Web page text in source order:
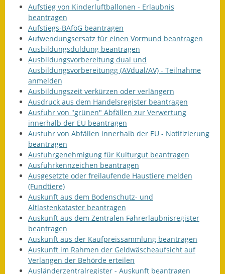
Vereine
Wirtschaft
Ausschreibung von
Baumaßnahmen
Firmenliste
Aufstieg von Kinderluftballonen - Erlaubnis
beantragen
Aufstiegs-BAföG beantragen
Aufwendungsersatz für einen Vormund beantragen
Ausbildungsduldung beantragen
Ausbildungsvorbereitung dual und
Ausbildungsvorbereitungg (AVdual/AV) - Teilnahme
anmelden
Ausbildungszeit verkürzen oder verlängern
Ausdruck aus dem Handelsregister beantragen
Ausfuhr von "grünen" Abfällen zur Verwertung
innerhalb der EU beantragen
Ausfuhr von Abfällen innerhalb der EU - Notifizierung
beantragen
Ausfuhrgenehmigung für Kulturgut beantragen
Ausfuhrkennzeichen beantragen
Ausgesetzte oder freilaufende Haustiere melden
(Fundtiere)
Auskunft aus dem Bodenschutz- und
Altlastenkataster beantragen
Auskunft aus dem Zentralen Fahrerlaubnisregister
beantragen
Auskunft aus der Kaufpreissammlung beantragen
Auskunft im Rahmen der Geldwäscheaufsicht auf
Verlangen der Behörde erteilen
Ausländerzentralregister - Auskunft beantragen